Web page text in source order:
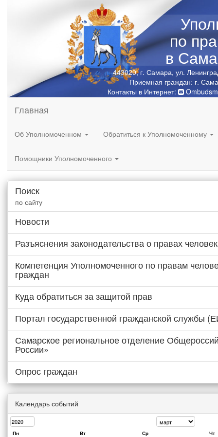
по
в
443020, г. Самара, ул.
Приемная граждан: г.
Контакты в Интернет:
Главная
Об Уполномоченном Обратиться к Уполномоченному
Помощники Уполномоченного
Поиск
по сайту
Новости
Разъяснения законодательства о правах
Компетенция Уполномоченного по правам
граждан
Куда обратиться за защитой прав
Портал государственной гражданской службы
Самарское региональное отделение
России»
Опрос граждан
Календарь событий
Пн Вт Ср
Чт